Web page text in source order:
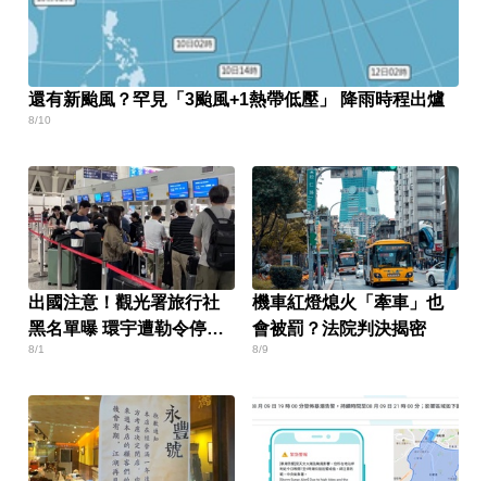
還有新颱風？罕見「3颱風+1熱帶低壓」 降雨時程出爐
8/10
出國注意！觀光署旅行社
黑名單曝 環宇遭勒令停
業、9家廢照
8/1
機車紅燈熄火「牽車」也
會被罰？法院判決揭密
8/9